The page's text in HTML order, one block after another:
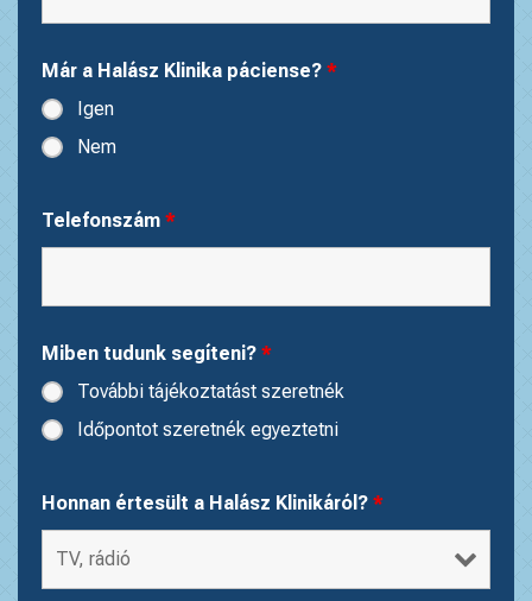
Már a Halász Klinika páciense? *
Igen
Nem
Telefonszám *
Miben tudunk segíteni? *
További tájékoztatást szeretnék
Időpontot szeretnék egyeztetni
Honnan értesült a Halász Klinikáról? *